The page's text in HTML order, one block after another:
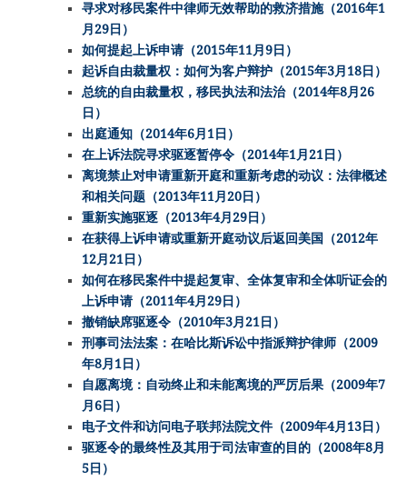
寻求对移民案件中律师无效帮助的救济措施（2016年1
月29日）
如何提起上诉申请（2015年11月9日）
起诉自由裁量权：如何为客户辩护（2015年3月18日）
总统的自由裁量权，移民执法和法治（2014年8月26
日）
出庭通知（2014年6月1日）
在上诉法院寻求驱逐暂停令（2014年1月21日）
离境禁止对申请重新开庭和重新考虑的动议：法律概述
和相关问题（2013年11月20日）
重新实施驱逐（2013年4月29日）
在获得上诉申请或重新开庭动议后返回美国（2012年
12月21日）
如何在移民案件中提起复审、全体复审和全体听证会的
上诉申请（2011年4月29日）
撤销缺席驱逐令（2010年3月21日）
刑事司法法案：在哈比斯诉讼中指派辩护律师（2009
年8月1日）
自愿离境：自动终止和未能离境的严厉后果（2009年7
月6日）
电子文件和访问电子联邦法院文件（2009年4月13日）
驱逐令的最终性及其用于司法审查的目的（2008年8月
5日）